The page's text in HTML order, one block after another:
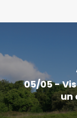
05/05 -
un